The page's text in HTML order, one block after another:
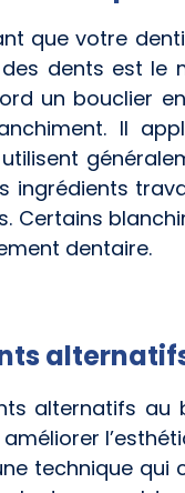
que votre
dents est le
un bouclier
Il
ingrédients
Certains
dentaire.
alternatifs au
technique